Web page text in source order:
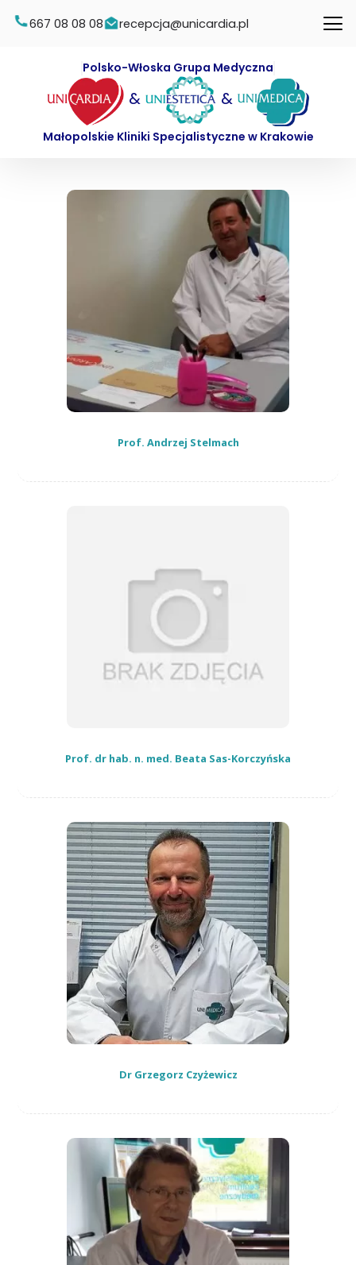
667 08 08 08 recepcja@unicardia.pl
Polsko-Włoska Grupa Medyczna
& &
Małopolskie Kliniki Specjalistyczne w Krakowie
Prof. Andrzej Stelmach
Prof. dr hab. n. med. Beata Sas-Korczyńska
Dr Grzegorz Czyżewicz